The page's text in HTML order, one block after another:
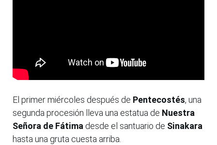
El primer miércoles después de Pentecostés, una
segunda procesión lleva una estatua de Nuestra
Señora de Fátima desde el santuario de Sinakara
hasta una gruta cuesta arriba.